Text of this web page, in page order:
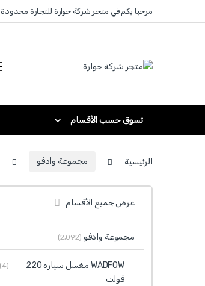
مرحبا بكم في متجر شركة حوارة للتجارة محدودة
تسوق حسب الأقسام
الرئيسية مجموعة وادفو
عرض جميع الأقسام
مجموعة وادفو (2٬092)
WADFOW مغسل سياره 220
فولت
(4)